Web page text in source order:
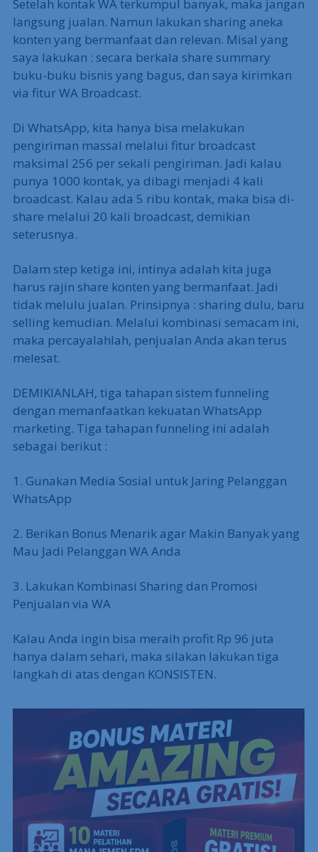
Setelah kontak WA terkumpul banyak, maka jangan
langsung jualan. Namun lakukan sharing aneka
konten yang bermanfaat dan relevan. Misal yang
saya lakukan : secara berkala share summary
buku-buku bisnis yang bagus, dan saya kirimkan
via fitur WA Broadcast.
Di WhatsApp, kita hanya bisa melakukan
pengiriman massal melalui fitur broadcast
maksimal 256 per sekali pengiriman. Jadi kalau
punya 1000 kontak, ya dibagi menjadi 4 kali
broadcast. Kalau ada 5 ribu kontak, maka bisa di-
share melalui 20 kali broadcast, demikian
seterusnya.
Dalam step ketiga ini, intinya adalah kita juga
harus rajin share konten yang bermanfaat. Jadi
tidak melulu jualan. Prinsipnya : sharing dulu, baru
selling kemudian. Melalui kombinasi semacam ini,
maka percayalahlah, penjualan Anda akan terus
melesat.
DEMIKIANLAH, tiga tahapan sistem funneling
dengan memanfaatkan kekuatan WhatsApp
marketing. Tiga tahapan funneling ini adalah
sebagai berikut :
1. Gunakan Media Sosial untuk Jaring Pelanggan
WhatsApp
2. Berikan Bonus Menarik agar Makin Banyak yang
Mau Jadi Pelanggan WA Anda
3. Lakukan Kombinasi Sharing dan Promosi
Penjualan via WA
Kalau Anda ingin bisa meraih profit Rp 96 juta
hanya dalam sehari, maka silakan lakukan tiga
langkah di atas dengan KONSISTEN.